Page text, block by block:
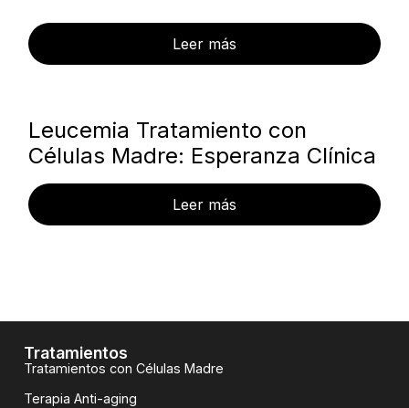
Leer más
Leucemia Tratamiento con
Células Madre: Esperanza Clínica
Leer más
Tratamientos
Tratamientos con Células Madre
Terapia Anti-aging